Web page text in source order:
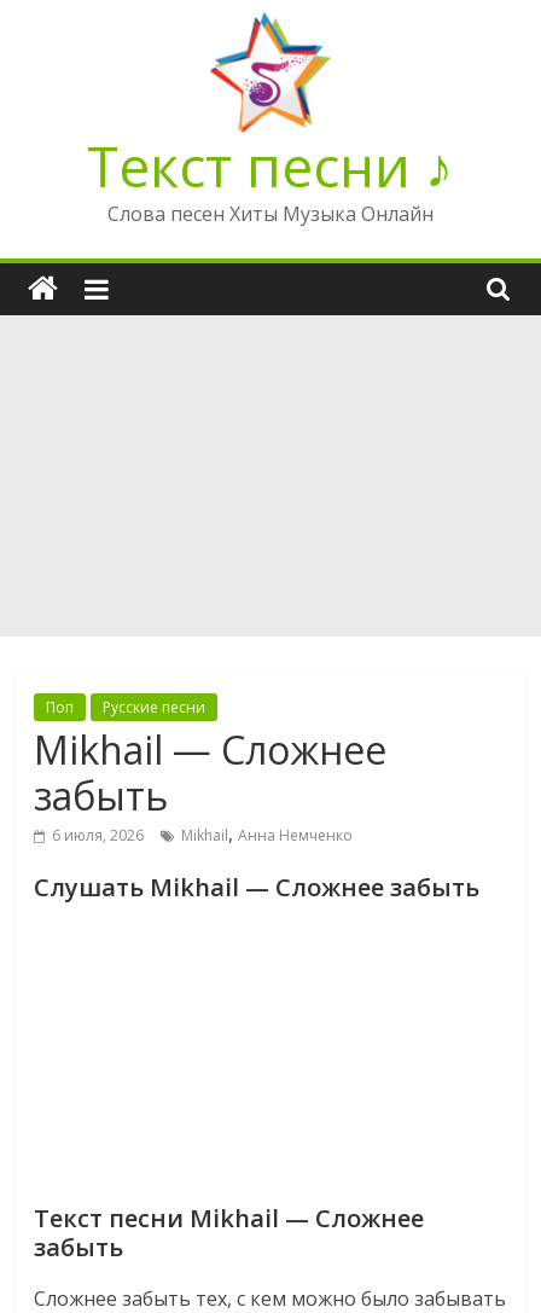
Текст песни ♪
Слова песен Хиты Музыка Онлайн
Поп Русские песни
Mikhail — Сложнее
забыть
6 июля, 2026 Mikhail,Анна Немченко
Слушать Mikhail — Сложнее забыть
Текст песни Mikhail — Сложнее
забыть
Сложнее забыть тех, с кем можно было забывать